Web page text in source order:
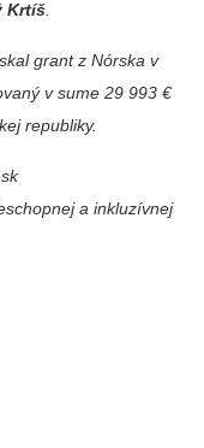
Krtíš.
grant z Nórska v
v sume 29 993 €
republiky.
a inkluzívnej